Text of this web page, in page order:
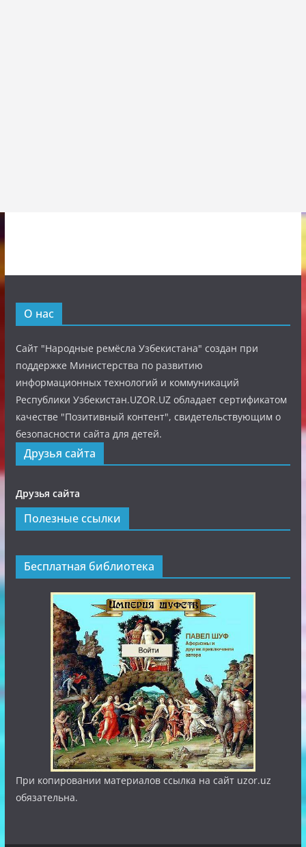
О нас
Сайт "Народные ремёсла Узбекистана" создан при
поддержке Министерства по развитию
информационных технологий и коммуникаций
Республики Узбекистан.UZOR.UZ обладает сертификатом
качестве "Позитивный контент", свидетельствующим о
безопасности сайта для детей.
Друзья сайта
Друзья сайта
Полезные ссылки
Бесплатная библиотека
При копировании материалов ссылка на сайт uzor.uz
обязательна.